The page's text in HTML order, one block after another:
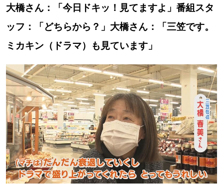
大橋さん：「今日ドキッ！見てますよ」番組スタ
ッフ：「どちらから？」大橋さん：「三笠です。
ミカキン（ドラマ）も見ています」